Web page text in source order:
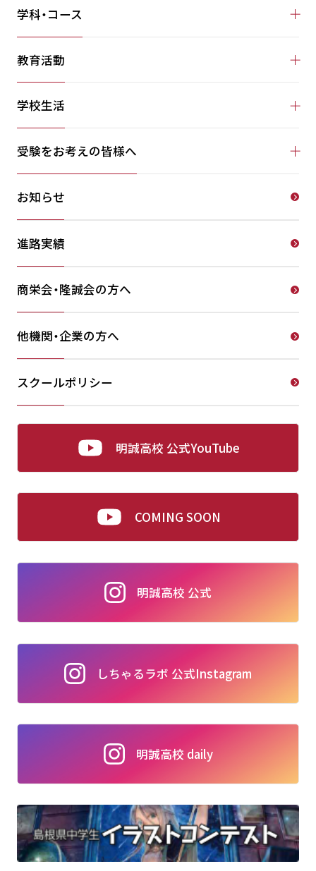
学科・コース
教育活動
学校生活
受験をお考えの皆様へ
お知らせ
進路実績
商栄会・隆誠会の方へ
他機関・企業の方へ
スクールポリシー
明誠高校 公式YouTube
COMING SOON
明誠高校 公式
しちゃるラボ 公式Instagram
明誠高校 daily